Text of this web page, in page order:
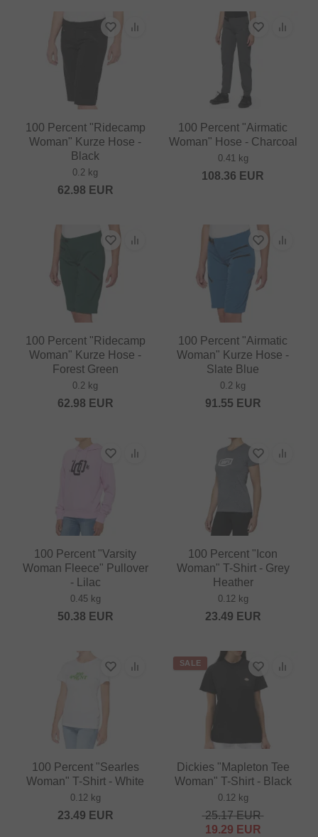
100 Percent "Ridecamp
Woman" Kurze Hose -
Black
0.2 kg
62.98 EUR
100 Percent "Airmatic
Woman" Hose - Charcoal
0.41 kg
108.36 EUR
100 Percent "Ridecamp
Woman" Kurze Hose -
Forest Green
0.2 kg
62.98 EUR
100 Percent "Airmatic
Woman" Kurze Hose -
Slate Blue
0.2 kg
91.55 EUR
100 Percent "Varsity
Woman Fleece" Pullover
- Lilac
0.45 kg
50.38 EUR
100 Percent "Icon
Woman" T-Shirt - Grey
Heather
0.12 kg
23.49 EUR
100 Percent "Searles
Woman" T-Shirt - White
0.12 kg
23.49 EUR
SALE
Dickies "Mapleton Tee
Woman" T-Shirt - Black
0.12 kg
25.17EUR
19.29 EUR